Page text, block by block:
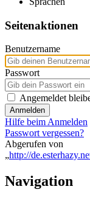
Seitenaktionen
Benutzername
Passwort
Angemeldet
Anmelden
Hilfe beim Anmelden
Passwort vergessen?
Abgerufen von
„http://
Navigation